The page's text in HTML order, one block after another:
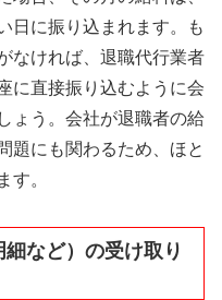
日に振り込まれます。も
なければ、退職代行業者
に直接振り込むように会
ょう。会社が退職者の給
題にも関わるため、ほと
す。
など）の受け取り